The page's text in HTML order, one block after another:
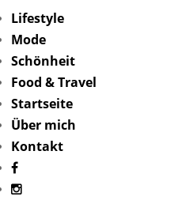
Lifestyle
Mode
Schönheit
Food & Travel
Startseite
Über mich
Kontakt